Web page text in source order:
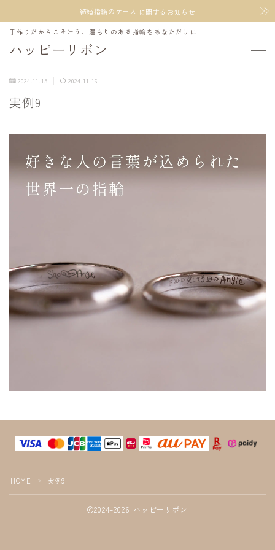
結婚指輪のケース に関するお知らせ
ハッピーリボン
手作りだからこそ叶う、温もりのある指輪をあなただけに
MENU
ホーム
お店のこと
2024.11.15 2024.11.16
実例9
HOME ＞ 実例9
2024–2026 ハッピーリボン